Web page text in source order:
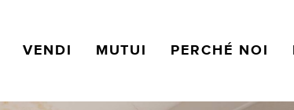
VENDI MUTUI PERCHÉ NOI